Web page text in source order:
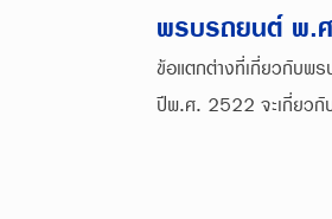
พรบรถยนต์ พ.
ข้อแตกต่างที่เกี่ยวกับ
ปีพ.ศ. 2522 จะเกี่ยวกับ